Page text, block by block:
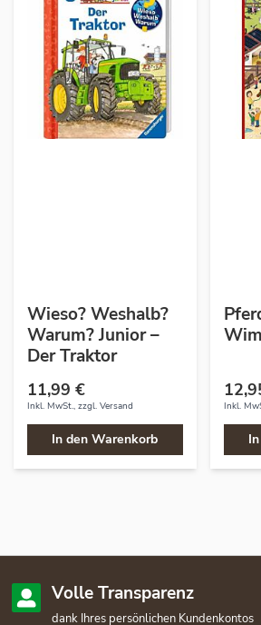
Wieso? Weshalb?
Warum? Junior –
Der Traktor
11,99 €
Inkl. MwSt., zzgl. Versand
In den Warenkorb
Inkl.
Volle Transparenz
dank Ihres persönlichen Kundenkontos